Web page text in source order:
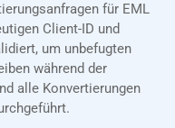
für EML
Client-ID und
um unbefugten
während der
alle Konvertierungen